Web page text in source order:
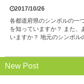
2017/10/26
各都道府県のシンボルの一
を知っていますか？ また、
いますか？ 地元のシンボル
New Post